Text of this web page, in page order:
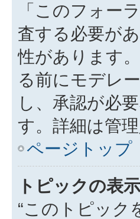
「このフォー
査する必要が
性があります
る前にモデレ
し、承認が必
す。詳細は管
ページトップ
トピックの表
“このトピック